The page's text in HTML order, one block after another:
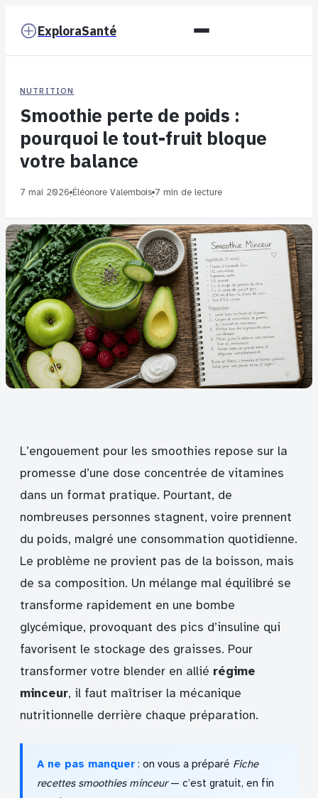
ExploraSanté
NUTRITION
Smoothie perte de poids :
pourquoi le tout-fruit bloque
votre balance
7 mai 2026·Éléonore Valembois·7 min de lecture
L’engouement pour les smoothies repose sur la
promesse d’une dose concentrée de vitamines
dans un format pratique. Pourtant, de
nombreuses personnes stagnent, voire prennent
du poids, malgré une consommation quotidienne.
Le problème ne provient pas de la boisson, mais
de sa composition. Un mélange mal équilibré se
transforme rapidement en une bombe
glycémique, provoquant des pics d’insuline qui
favorisent le stockage des graisses. Pour
transformer votre blender en allié régime
minceur, il faut maîtriser la mécanique
nutritionnelle derrière chaque préparation.
A ne pas manquer : on vous a préparé Fiche
recettes smoothies minceur— c’est gratuit, en fin